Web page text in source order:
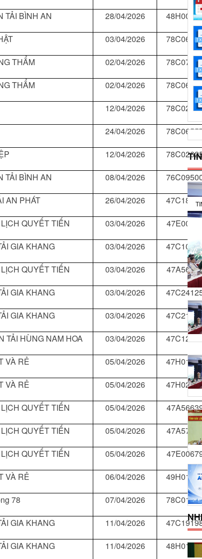
TẢI BÌNH AN 28/04/2026
03/04/2026
THẨM 02/04/2026
THẨM 02/04/2026
12/04/2026
24/04/2026
12/04/2026
TẢI BÌNH AN 08/04/2026
AN PHÁT 26/04/2026
QUYẾT TIẾN 03/04/2026 47E00697
GIA KHANG 03/04/2026
QUYẾT TIẾN 03/04/2026
GIA KHANG 03/04/2026
GIA KHANG 03/04/2026
TẢI HÙNG NAM HOA 03/04/2026 47C12502
VÀ RẺ 05/04/2026
VÀ RẺ 05/04/2026
QUYẾT TIẾN 05/04/2026
QUYẾT TIẾN 05/04/2026 47A57027
QUYẾT TIẾN 05/04/2026
VÀ RẺ 06/04/2026
78 07/04/2026
GIA KHANG 11/04/2026
GIA KHANG 11/04/2026